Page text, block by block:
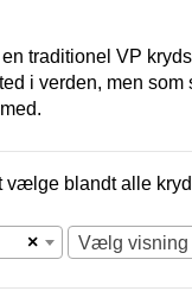
traditionel VP
i verden, men
vælge blandt alle
× Vælg visning